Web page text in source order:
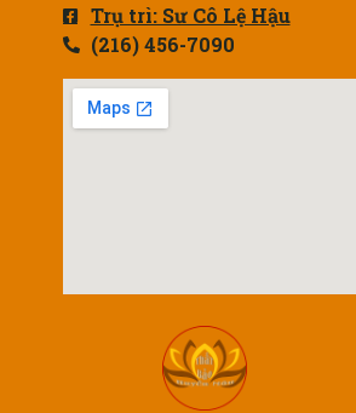
Trụ trì: Sư Cô Lệ Hậu
(216) 456-7090